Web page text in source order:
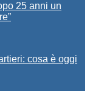
25 anni un
cosa è oggi